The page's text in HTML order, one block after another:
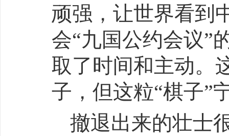
顽强，让世界看到
会“九国公约会议”
取了时间和主动。
子，但这粒“棋子”
撤退出来的壮士